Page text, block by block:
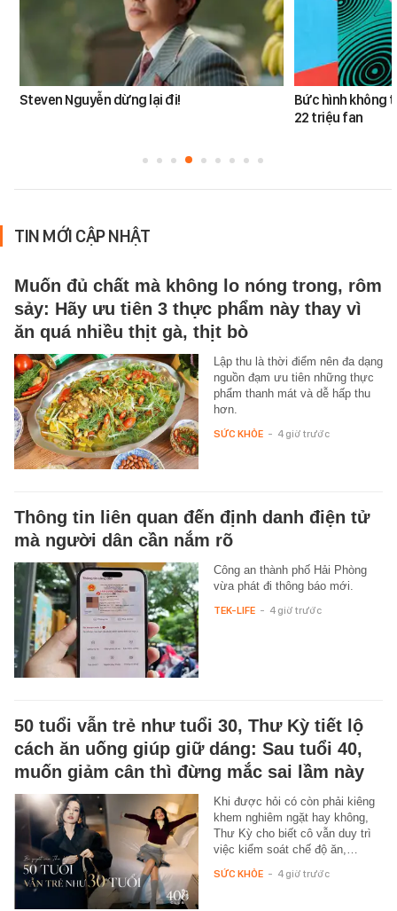
Steven Nguyễn dừng lại đi!
Bức hình không
22 triệu fan
TIN MỚI CẬP NHẬT
Muốn đủ chất mà không lo nóng trong, rôm
sảy: Hãy ưu tiên 3 thực phẩm này thay vì
ăn quá nhiều thịt gà, thịt bò
Lập thu là thời điểm nên đa dạng
nguồn đạm ưu tiên những thực
phẩm thanh mát và dễ hấp thu
hơn.
SỨC KHỎE - 4 giờ trước
Thông tin liên quan đến định danh điện tử
mà người dân cần nắm rõ
Công an thành phố Hải Phòng
vừa phát đi thông báo mới.
TEK-LIFE - 4 giờ trước
50 tuổi vẫn trẻ như tuổi 30, Thư Kỳ tiết lộ
cách ăn uống giúp giữ dáng: Sau tuổi 40,
muốn giảm cân thì đừng mắc sai lầm này
Khi được hỏi có còn phải kiêng
khem nghiêm ngặt hay không,
Thư Kỳ cho biết cô vẫn duy trì
việc kiểm soát chế độ ăn,…
SỨC KHỎE - 4 giờ trước